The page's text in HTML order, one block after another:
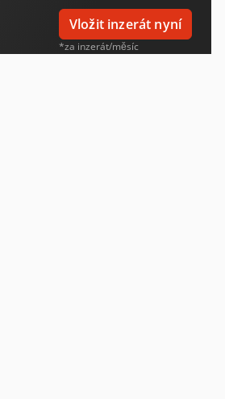
Vložit inzerát nyní
*za inzerát/měsíc